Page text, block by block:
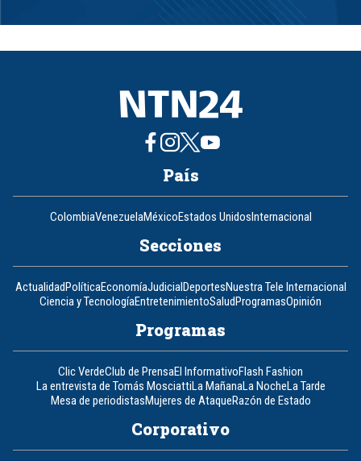
1
8
País
ColombiaVenezuelaMéxicoEstados UnidosInternacional
Secciones
ActualidadPolíticaEconomíaJudicialDeportesNuestra Tele Internacional
Ciencia y TecnologíaEntretenimientoSaludProgramasOpinión
Programas
Clic VerdeClub de PrensaEl InformativoFlash Fashion
La entrevista de Tomás MosciattiLa MañanaLa NocheLa Tarde
Mesa de periodistasMujeres de AtaqueRazón de Estado
Corporativo